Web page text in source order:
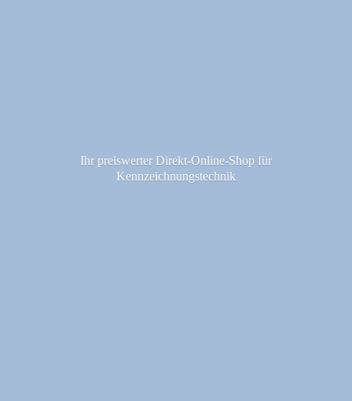
Ihr preiswerter Direkt-Online-Shop für
Kennzeichnungstechnik